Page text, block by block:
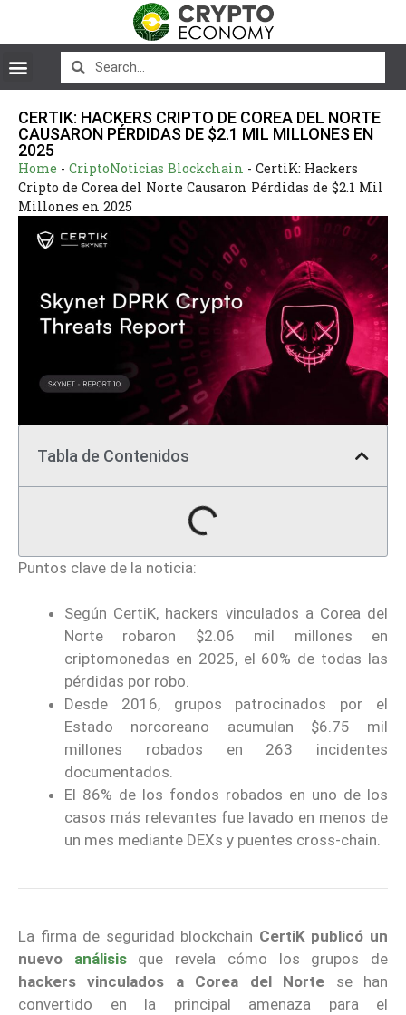
CERTIK: HACKERS CRIPTO DE COREA DEL NORTE
CAUSARON PÉRDIDAS DE $2.1 MIL MILLONES EN
2025
Home - CriptoNoticias Blockchain - CertiK: Hackers
Cripto de Corea del Norte Causaron Pérdidas de $2.1 Mil
Millones en 2025
Tabla de Contenidos
Puntos clave de la noticia:
Según CertiK, hackers vinculados a Corea del
Norte robaron $2.06 mil millones en
criptomonedas en 2025, el 60% de todas las
pérdidas por robo.
Desde 2016, grupos patrocinados por el
Estado norcoreano acumulan $6.75 mil
millones robados en 263 incidentes
documentados.
El 86% de los fondos robados en uno de los
casos más relevantes fue lavado en menos de
un mes mediante DEXs y puentes cross-chain.
La firma de seguridad blockchain CertiK publicó un
nuevo análisisque revela cómo los grupos de
hackers vinculados a Corea del Norte se han
convertido en la principal amenaza para el